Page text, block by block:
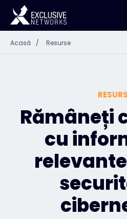
Resurse
Despre noi
Persoană
Acasă / Resurse
Rămâneți
cu